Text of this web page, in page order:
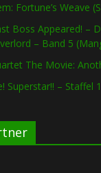
Fortune’s Weave
Boss Appeared! –
– Band 5
The Movie:
Superstar!! – Staffel 1